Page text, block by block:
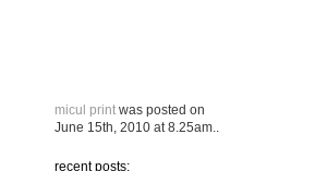
micul print was posted on
June 15th, 2010 at 8.25am
recent posts: